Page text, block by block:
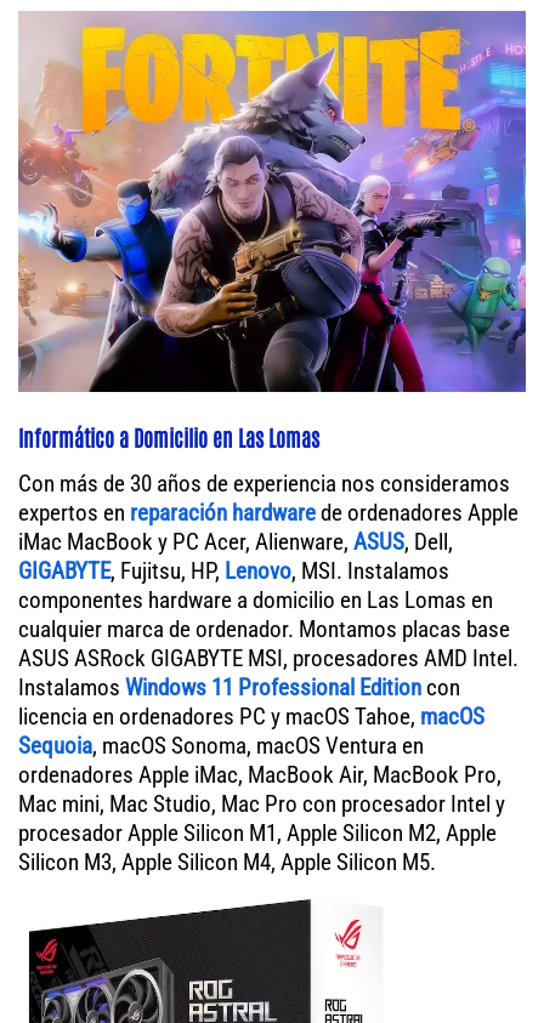
Informático a Domicilio en Las Lomas
Con más de 30 años de experiencia nos consideramos
expertos en reparación hardwarede ordenadores Apple
iMac MacBook y PC Acer, Alienware, ASUS, Dell,
GIGABYTE, Fujitsu, HP, Lenovo, MSI. Instalamos
componentes hardware a domicilio en Las Lomas en
cualquier marca de ordenador. Montamos placas base
ASUS ASRock GIGABYTE MSI, procesadores AMD Intel.
Instalamos Windows 11 Professional Edition con
licencia en ordenadores PC y macOS Tahoe, macOS
Sequoia, macOS Sonoma, macOS Ventura en
ordenadores Apple iMac, MacBook Air, MacBook Pro,
Mac mini, Mac Studio, Mac Pro con procesador Intel y
procesador Apple Silicon M1, Apple Silicon M2, Apple
Silicon M3, Apple Silicon M4, Apple Silicon M5.